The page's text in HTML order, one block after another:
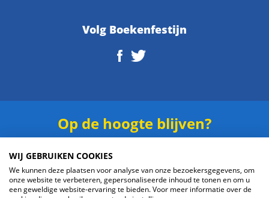
Volg Boekenfestijn
Op de hoogte blijven?
WIJ GEBRUIKEN COOKIES
We kunnen deze plaatsen voor analyse van onze bezoekersgegevens, om
onze website te verbeteren, gepersonaliseerde inhoud te tonen en om u
een geweldige website-ervaring te bieden. Voor meer informatie over de